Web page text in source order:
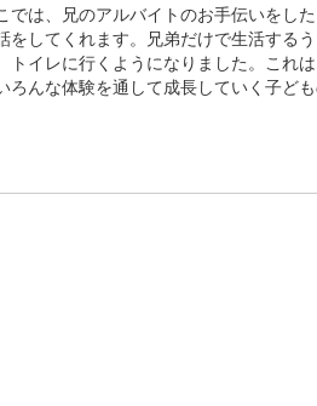
は、兄のアルバイトのお手伝いをし
してくれます。兄弟だけで生活す
トイレに行くようになりました。これ
んな体験を通して成長していく子ど